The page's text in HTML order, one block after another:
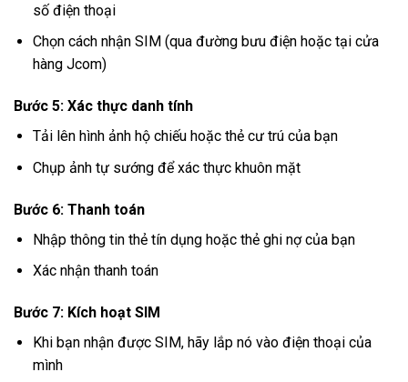
số điện thoại
Chọn cách nhận SIM (qua đường bưu điện hoặc tại cửa
hàng Jcom)
Bước 5: Xác thực danh tính
Tải lên hình ảnh hộ chiếu hoặc thẻ cư trú của bạn
Chụp ảnh tự sướng để xác thực khuôn mặt
Bước 6: Thanh toán
Nhập thông tin thẻ tín dụng hoặc thẻ ghi nợ của bạn
Xác nhận thanh toán
Bước 7: Kích hoạt SIM
Khi bạn nhận được SIM, hãy lắp nó vào điện thoại của
mình